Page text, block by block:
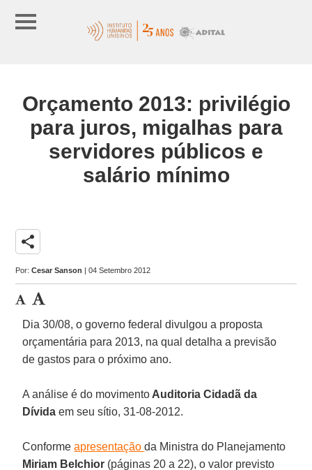
Orçamento 2013: privilégio
para juros, migalhas para
servidores públicos e
salário mínimo
share
Por:Cesar Sanson | 04 Setembro 2012
Dia 30/08, o governo federal divulgou a proposta
orçamentária para 2013, na qual detalha a previsão
de gastos para o próximo ano.
A análise é do movimento Auditoria Cidadã da
Dívidaem seu sítio, 31-08-2012.
Conformeapresentaçãoda Ministra do Planejamento
Miriam Belchior (páginas 20 a 22), o valor previsto